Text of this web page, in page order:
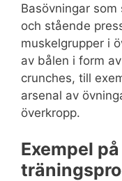
Basövningar
och stående
muskelgrupper i
av bålen i form
crunches, till
arsenal av
överkropp.
Exempel